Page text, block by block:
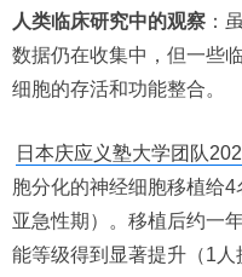
人类临床研究中的观察 ：
数据仍在收集中，但一些
细胞的存活和功能整合。
日本庆应义塾大学团队
胞分化的神经细胞移植给4
亚急性期）。移植后约一
能等级得到显著提升（1